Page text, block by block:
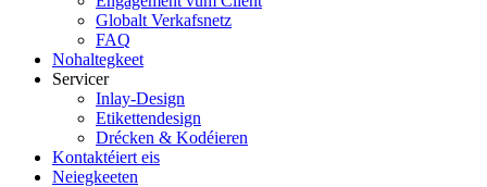
Globalt Verkafsnetz
FAQ
Nohaltegkeet
Servicer
Inlay-Design
Etikettendesign
Drécken & Kodéieren
Kontaktéiert eis
Neiegkeeten